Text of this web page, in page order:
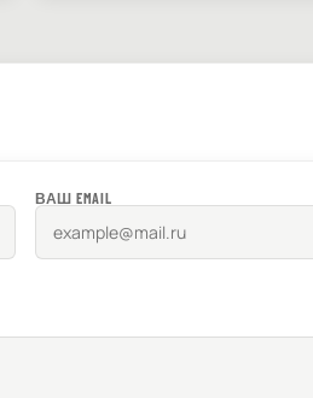
ВАШ EMAIL